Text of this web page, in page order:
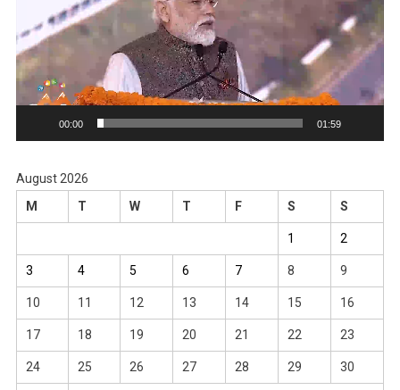
00:00 01:59
August 2026
M
T W T F S S
1 2
3 4 5 6 7 8 9
10 11 12 13 14 15 16
17 18 19 20 21 22 23
24 25 26 27 28 29 30